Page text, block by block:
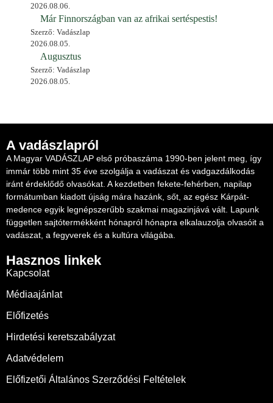
2026.08.06.
Már Finnországban van az afrikai sertéspestis!
Szerző: Vadászlap
2026.08.05.
Augusztus
Szerző: Vadászlap
2026.08.05.
A vadászlapról
A Magyar VADÁSZLAP első próbaszáma 1990-ben jelent meg, így
immár több mint 35 éve szolgálja a vadászat és vadgazdálkodás
iránt érdeklődő olvasókat. A kezdetben fekete-fehérben, napilap
formátumban kiadott újság mára hazánk, sőt, az egész Kárpát-
medence egyik legnépszerűbb szakmai magazinjává vált. Lapunk
független sajtótermékként hónapról hónapra elkalauzolja olvasóit a
vadászat, a fegyverek és a kultúra világába.
Hasznos linkek
Kapcsolat
Médiaajánlat
Előfizetés
Hirdetési keretszabályzat
Adatvédelem
Előfizetői Általános Szerződési Feltételek